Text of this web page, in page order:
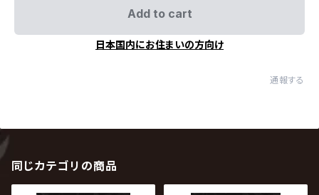
Add to cart
日本国内にお住まいの方向け
通報する
同じカテゴリの商品